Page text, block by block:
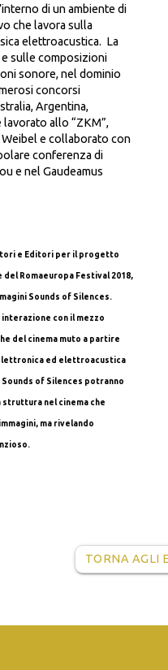
di un ambiente di
che lavora sulla
elettroacustica. La
sulle composizioni
sonore, nel dominio
concorsi
Argentina,
lavorato allo “ZKM”,
Weibel e collaborato con
conferenza di
e nel Gaudeamus
e Editori per il progetto
del Romaeuropa Festival 2018,
Sounds of Silences.
con il mezzo
del cinema muto a partire
ed elettroacustica
of Silences potranno
nel cinema che
ma rivelando
TORNA AGLI